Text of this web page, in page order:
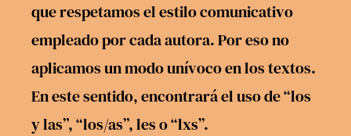
que respetamos el estilo comunicativo
empleado por cada autora. Por eso no
aplicamos un modo unívoco en los textos.
En este sentido, encontrará el uso de “los
y las”, “los/as”, les o “lxs”.